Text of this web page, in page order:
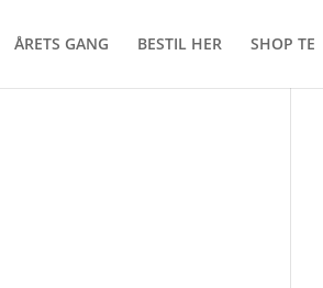
ÅRETS GANG BESTIL HER SHOP TE